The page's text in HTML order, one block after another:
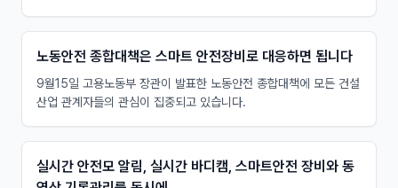
노동안전 종합대책은 스마트 안전장비로 대응하면 됩니다
9월15일 고용노동부 장관이 발표한 노동안전 종합대책에 모든 건설
산업 관계자들의 관심이 집중되고 있습니다.
실시간 안전모 알림, 실시간 바디캠, 스마트안전 장비와 동